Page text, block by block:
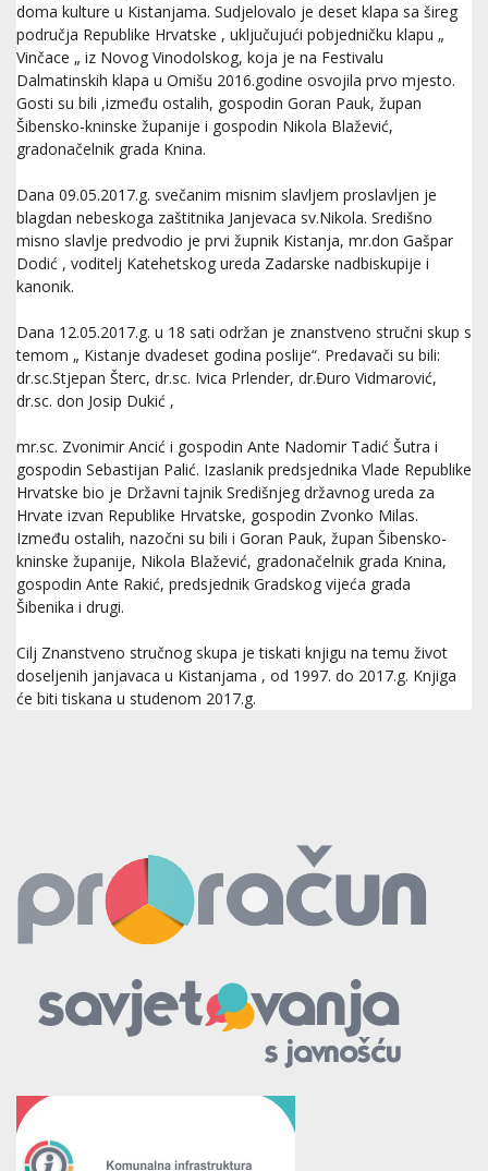
doma kulture u Kistanjama. Sudjelovalo je deset klapa sa šireg
područja Republike Hrvatske , uključujući pobjedničku klapu „
Vinčace „ iz Novog Vinodolskog, koja je na Festivalu
Dalmatinskih klapa u Omišu 2016.godine osvojila prvo mjesto.
Gosti su bili ,između ostalih, gospodin Goran Pauk, župan
Šibensko-kninske županije i gospodin Nikola Blažević,
gradonačelnik grada Knina.
Dana 09.05.2017.g. svečanim misnim slavljem proslavljen je
blagdan nebeskoga zaštitnika Janjevaca sv.Nikola. Središno
misno slavlje predvodio je prvi župnik Kistanja, mr.don Gašpar
Dodić , voditelj Katehetskog ureda Zadarske nadbiskupije i
kanonik.
Dana 12.05.2017.g. u 18 sati održan je znanstveno stručni skup s
temom „ Kistanje dvadeset godina poslije“. Predavači su bili:
dr.sc.Stjepan Šterc, dr.sc. Ivica Prlender, dr.Đuro Vidmarović,
dr.sc. don Josip Dukić ,
mr.sc. Zvonimir Ancić i gospodin Ante Nadomir Tadić Šutra i
gospodin Sebastijan Palić. Izaslanik predsjednika Vlade Republike
Hrvatske bio je Državni tajnik Središnjeg državnog ureda za
Hrvate izvan Republike Hrvatske, gospodin Zvonko Milas.
Između ostalih, nazočni su bili i Goran Pauk, župan Šibensko-
kninske županije, Nikola Blažević, gradonačelnik grada Knina,
gospodin Ante Rakić, predsjednik Gradskog vijeća grada
Šibenika i drugi.
Cilj Znanstveno stručnog skupa je tiskati knjigu na temu život
doseljenih janjavaca u Kistanjama , od 1997. do 2017.g. Knjiga
će biti tiskana u studenom 2017.g.